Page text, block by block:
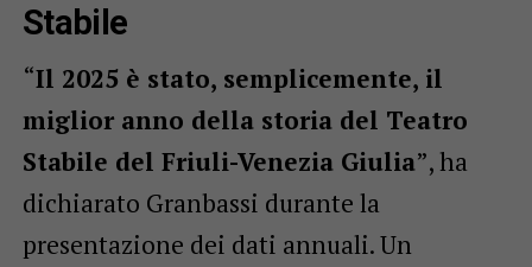
Stabile
“Il 2025 è stato, semplicemente, il
miglior anno della storia del Teatro
Stabile del Friuli-Venezia Giulia”, ha
dichiarato Granbassi durante la
presentazione dei dati annuali. Un